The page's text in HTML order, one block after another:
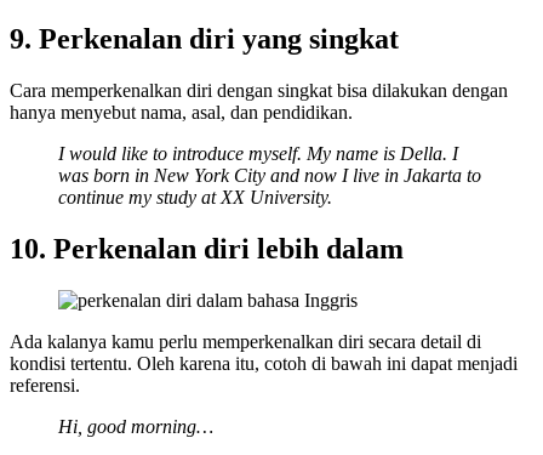
9. Perkenalan diri yang singkat
Cara memperkenalkan diri dengan singkat bisa dilakukan dengan
hanya menyebut nama, asal, dan pendidikan.
I would like to introduce myself. My name is Della. I
was born in New York City and now I live in Jakarta to
continue my study at XX University.
10. Perkenalan diri lebih dalam
Ada kalanya kamu perlu memperkenalkan diri secara detail di
kondisi tertentu. Oleh karena itu, cotoh di bawah ini dapat menjadi
referensi.
Hi, good morning…